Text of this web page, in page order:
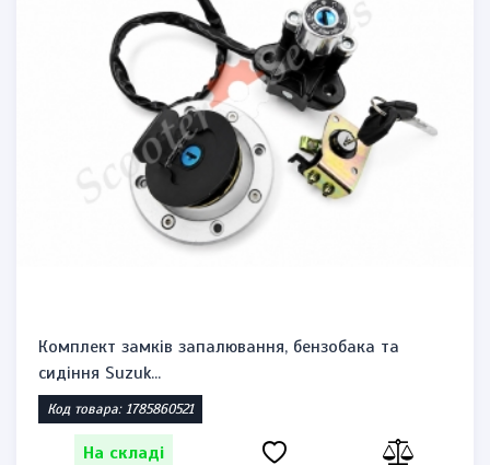
Комплект замків запалювання, бензобака та
сидіння Suzuk...
Код товара: 1785860521
На складі